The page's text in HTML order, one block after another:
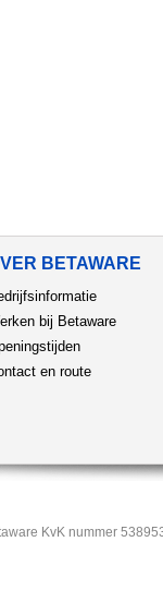
BETAWARE
bij Betaware
en route
KvK nummer